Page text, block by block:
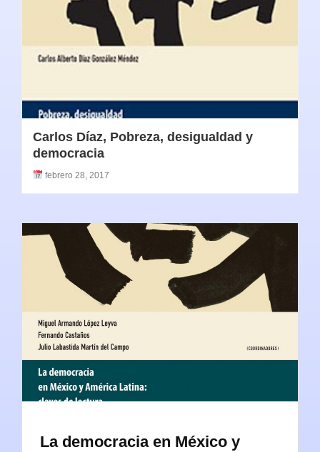
Carlos Díaz, Pobreza, desigualdad y
democracia
febrero 28, 2017
La democracia en México y